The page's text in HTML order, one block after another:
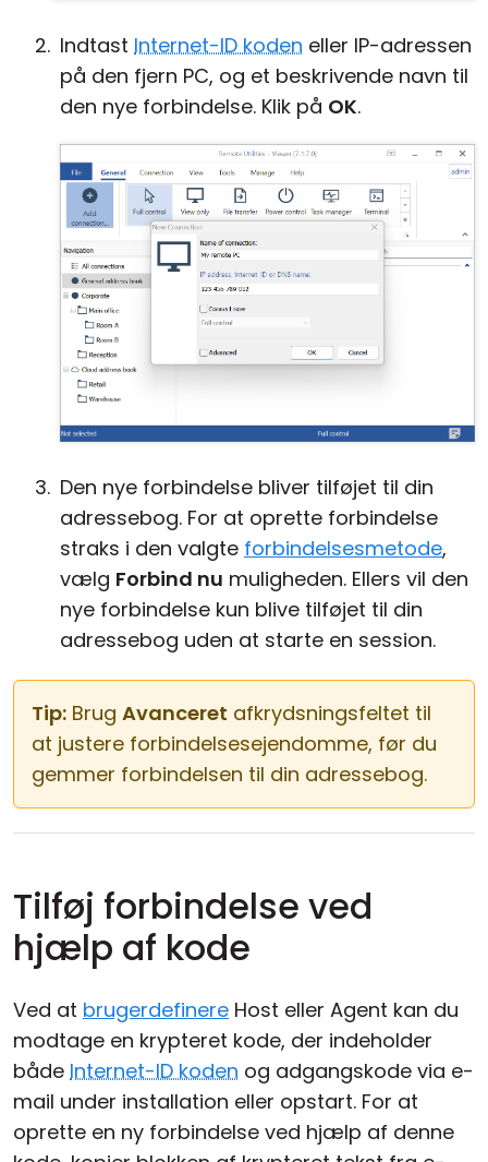
Indtast Internet-ID koden eller IP-adressen
på den fjern PC, og et beskrivende navn til
den nye forbindelse. Klik på OK.
Den nye forbindelse bliver tilføjet til din
adressebog. For at oprette forbindelse
straks i den valgte forbindelsesmetode,
vælg Forbind nu muligheden. Ellers vil den
nye forbindelse kun blive tilføjet til din
adressebog uden at starte en session.
Tip: Brug Avanceret afkrydsningsfeltet til
at justere forbindelsesejendomme, før du
gemmer forbindelsen til din adressebog.
Tilføj forbindelse ved
hjælp af kode
Ved at brugerdefinere Host eller Agent kan du
modtage en krypteret kode, der indeholder
både Internet-ID koden og adgangskode via e-
mail under installation eller opstart. For at
oprette en ny forbindelse ved hjælp af denne